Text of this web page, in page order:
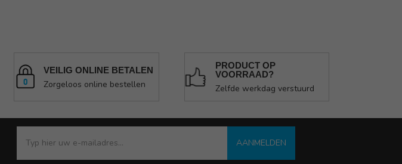
VEILIG ONLINE BETALEN
Zorgeloos online bestellen
PRODUCT OP
VOORRAAD?
Zelfde werkdag verstuurd
AANMELDEN